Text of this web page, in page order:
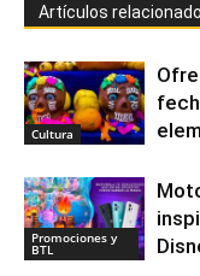
Artículos
Cultura
Promociones y
BTL